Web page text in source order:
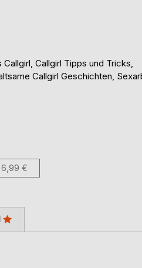
Callgirl Tipps und Tricks,
Callgirl Geschichten,
6,99 €